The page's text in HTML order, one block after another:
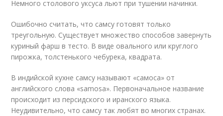
Немного столового уксуса льют при тушении начинки.
Ошибочно считать, что самсу готовят только
треугольную. Существует множество способов завернуть
куриный фарш в тесто. В виде овального или круглого
пирожка, толстенького чебурека, квадрата.
В индийской кухне самсу называют «самоса» от
английского слова «samosa». Первоначальное название
происходит из персидского и иранского языка.
Неудивительно, что самсу так любят во многих странах.